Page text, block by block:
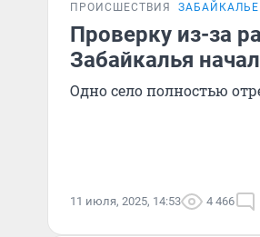
ПРОИСШЕСТВИЯ ЗАБАЙКАЛЬЕ
Проверку из-за
Забайкалья
Одно село полностью
11 июля, 2025, 14:53 4 466